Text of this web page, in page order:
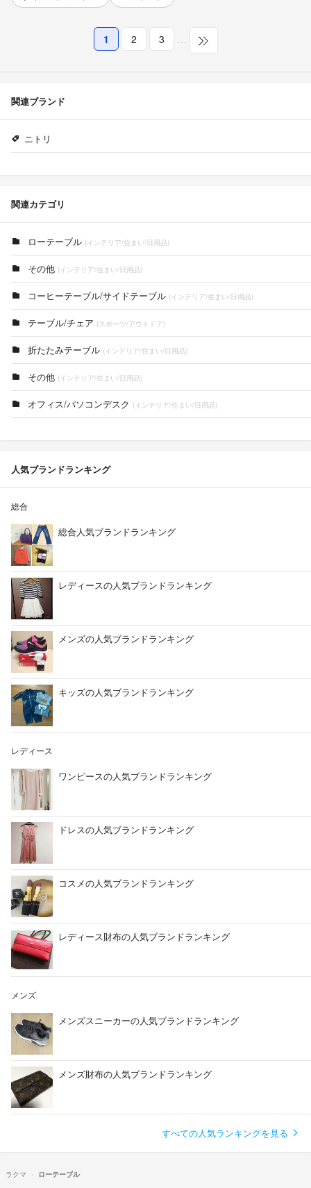
1 2 3 …
関連ブランド
ニトリ
関連カテゴリ
ローテーブル (インテリア/住まい/日用品)
その他 (インテリア/住まい/日用品)
コーヒーテーブル/サイドテーブル (インテリア/住まい/日用品)
テーブル/チェア (スポーツ/アウトドア)
折たたみテーブル (インテリア/住まい/日用品)
その他 (インテリア/住まい/日用品)
オフィス/パソコンデスク (インテリア/住まい/日用品)
人気ブランドランキング
総合
総合人気ブランドランキング
レディースの人気ブランドランキング
メンズの人気ブランドランキング
キッズの人気ブランドランキング
レディース
ワンピースの人気ブランドランキング
ドレスの人気ブランドランキング
コスメの人気ブランドランキング
レディース財布の人気ブランドランキング
メンズ
メンズスニーカーの人気ブランドランキング
メンズ財布の人気ブランドランキング
すべての人気ランキングを見る
ラクマ ローテーブル